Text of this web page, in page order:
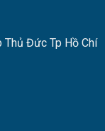
Thủ Đức Tp Hồ Chí